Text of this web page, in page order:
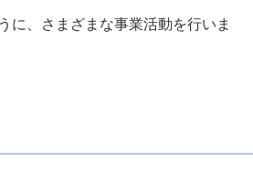
に、さまざまな事業活動を行いま